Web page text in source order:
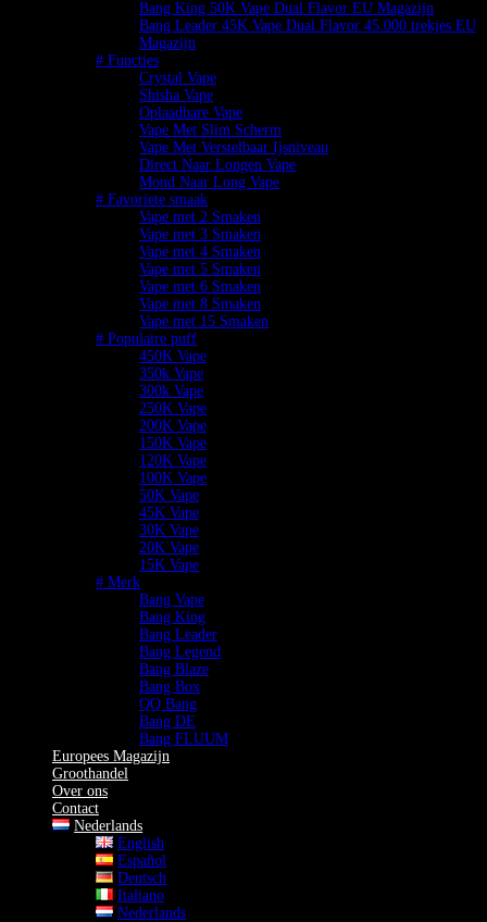
Bang King 50K Vape Dual Flavor EU Magazijn
Bang Leader 45K Vape Dual Flavor 45.000 trekjes EU
Magazijn
# Functies
Crystal Vape
Shisha Vape
Oplaadbare Vape
Vape Met Slim Scherm
Vape Met Verstelbaar Ijsniveau
Direct Naar Longen Vape
Mond Naar Long Vape
# Favoriete smaak
Vape met 2 Smaken
Vape met 3 Smaken
Vape met 4 Smaken
Vape met 5 Smaken
Vape met 6 Smaken
Vape met 8 Smaken
Vape met 15 Smaken
# Populaire puff
450K Vape
350k Vape
300k Vape
250K Vape
200K Vape
150K Vape
120K Vape
100K Vape
50K Vape
45K Vape
30K Vape
20K Vape
15K Vape
# Merk
Bang Vape
Bang King
Bang Leader
Bang Legend
Bang Blaze
Bang Box
QQ Bang
Bang DE
Bang FLUUM
Europees Magazijn
Groothandel
Over ons
Contact
Nederlands
English
Español
Deutsch
Italiano
Nederlands